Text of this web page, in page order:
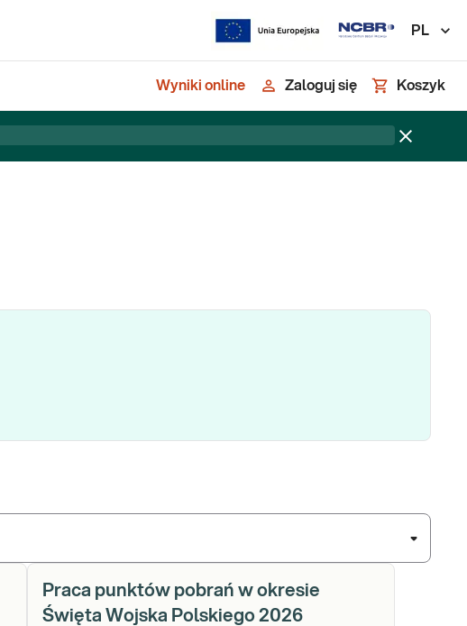
PL
Wyniki online Zaloguj się Koszyk
Praca punktów pobrań w okresie
Święta Wojska Polskiego 2026